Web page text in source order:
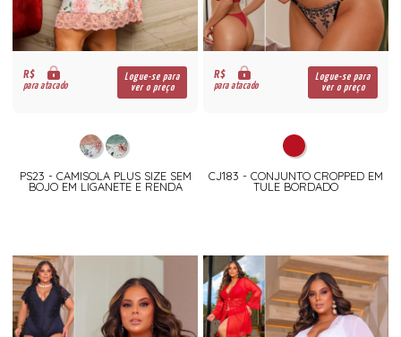
R$
para atacado
Logue-se para
ver o preço
PS23 - CAMISOLA PLUS SIZE SEM
BOJO EM LIGANETE E RENDA
R$
para atacado
Logue-se para
ver o preço
CJ183 - CONJUNTO CROPPED EM
TULE BORDADO